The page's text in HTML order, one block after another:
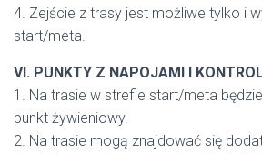
4. Zejście z trasy jest możliwe tylko i
start/meta.
VI. PUNKTY Z NAPOJAMI I
1. Na trasie w strefie start/meta
punkt żywieniowy.
2. Na trasie mogą znajdować się